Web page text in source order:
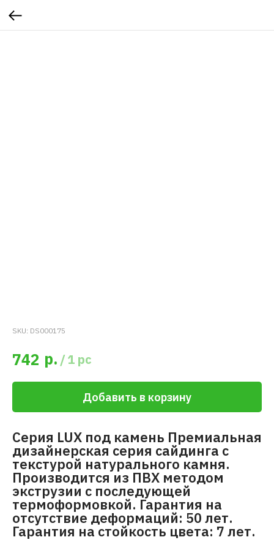
SKU: DS000175
742 р. /1 pc
Добавить в корзину
Серия LUX под камень Премиальная
дизайнерская серия сайдинга с
текстурой натурального камня.
Производится из ПВХ методом
экструзии с последующей
термоформовкой. Гарантия на
отсутствие деформаций: 50 лет.
Гарантия на стойкость цвета: 7 лет.